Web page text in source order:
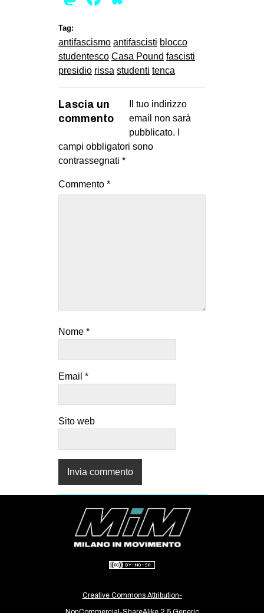
Tag:
antifascismo antifascisti blocco
studentesco Casa Pound fascisti
presidio rissa studenti tenca
Lascia un
commento
Il tuo indirizzo
email non sarà
pubblicato.
campi obbligatori sono
contrassegnati *
Commento *
Nome *
Email *
Sito web
Creative Commons Attribution-